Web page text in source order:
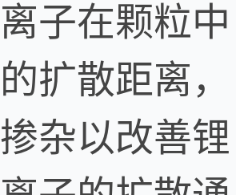
离子在颗粒中
的扩散距离，
掺杂以改善锂